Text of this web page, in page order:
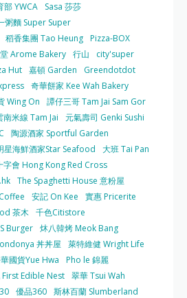
部 YWCA
Sasa 莎莎
粥麵 Super Super
稻香集團 Tao Heung Pizza-BOX
Arome Bakery 行山
city'super
Hut 嘉頓 Garden
Greendotdot
奇華餅家 Kee Wah Bakery
Wing On
譚仔三哥 Tam Jai Sam Gor
南米線 Tam Jai
元氣壽司 Genki Sushi
陶源酒家 Sportful Garden
星海鮮酒家Star Seafood
大班 Tai Pan
字會 Hong Kong Red Cross
The Spaghetti House 意粉屋
安記 On Kee
實惠 Pricerite
茶木 千色Citistore
Burger 炑八韓烤 Meok Bang
丼丼屋
萊特維健 Wright Life
國貨Yue Hwa
Pho le 錦麗
First Edible Nest 翠華 Tsui Wah
優品360 斯林百蘭 Slumberland